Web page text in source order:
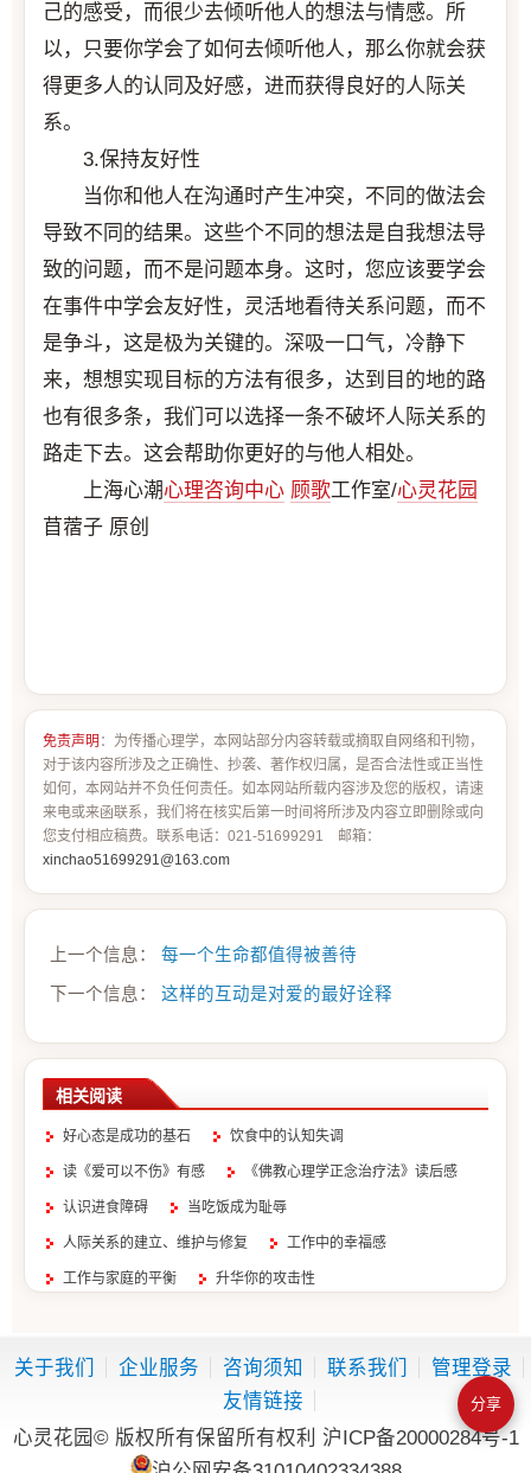
己的感受，而很少去倾听他人的想法与情感。所
以，只要你学会了如何去倾听他人，那么你就会获
得更多人的认同及好感，进而获得良好的人际关
系。
3.保持友好性
当你和他人在沟通时产生冲突，不同的做法会
导致不同的结果。这些个不同的想法是自我想法导
致的问题，而不是问题本身。这时，您应该要学会
在事件中学会友好性，灵活地看待关系问题，而不
是争斗，这是极为关键的。深吸一口气，冷静下
来，想想实现目标的方法有很多，达到目的地的路
也有很多条，我们可以选择一条不破坏人际关系的
路走下去。这会帮助你更好的与他人相处。
上海心潮心理咨询中心 顾歌工作室/心灵花园
苜蓿子 原创
免责声明 ：为传播心理学，本网站部分内容转载或摘取自网络和刊物，
对于该内容所涉及之正确性、抄袭、著作权归属，是否合法性或正当性
如何，本网站并不负任何责任。如本网站所载内容涉及您的版权，请速
来电或来函联系，我们将在核实后第一时间将所涉及内容立即删除或向
您支付相应稿费。联系电话：021-51699291 邮箱：
xinchao51699291@163.com
上一个信息： 每一个生命都值得被善待
下一个信息： 这样的互动是对爱的最好诠释
相关阅读
好心态是成功的基石 饮食中的认知失调
读《爱可以不伤》有感 《佛教心理学正念治疗法》读后感
认识进食障碍 当吃饭成为耻辱
人际关系的建立、维护与修复 工作中的幸福感
工作与家庭的平衡 升华你的攻击性
关于我们 企业服务 咨询须知 联系我们
管理登录
友情链接
心灵花园© 版权所有保留所有权利 沪ICP备20000284号-1
分享